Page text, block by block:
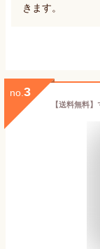
きます。
no. 3